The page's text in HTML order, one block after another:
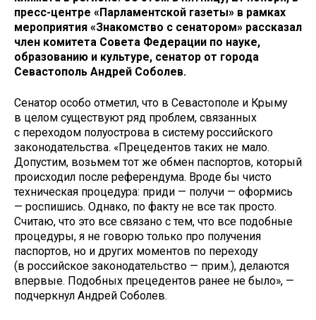
пресс-центре «Парламентской газеты» в рамках
мероприятия «Знакомство с сенатором» рассказал
член комитета Совета Федерации по науке,
образованию и культуре, сенатор от города
Севастополь Андрей Соболев.
Сенатор особо отметил, что в Севастополе и Крыму
в целом существуют ряд проблем, связанных
с переходом полуострова в систему российского
законодательства. «Прецедентов таких не мало.
Допустим, возьмем тот же обмен паспортов, который
происходил после референдума. Вроде бы чисто
техническая процедура: приди — получи — оформись
— роспишись. Однако, по факту не все так просто.
Считаю, что это все связано с тем, что все подобные
процедуры, я не говорю только про получения
паспортов, но и других моментов по переходу
(в российское законодательство — прим.), делаются
впервые. Подобных прецедентов ранее не было», —
подчеркнул Андрей Соболев.